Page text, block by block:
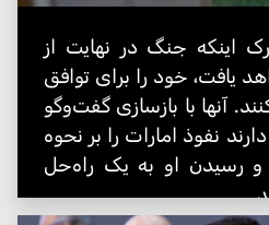
اینکه جنگ در نهایت از
یافت، خود را برای توافق
آنها با بازسازی گفت‌وگو
نفوذ امارات را بر نحوه
رسیدن او به یک راه‌حل